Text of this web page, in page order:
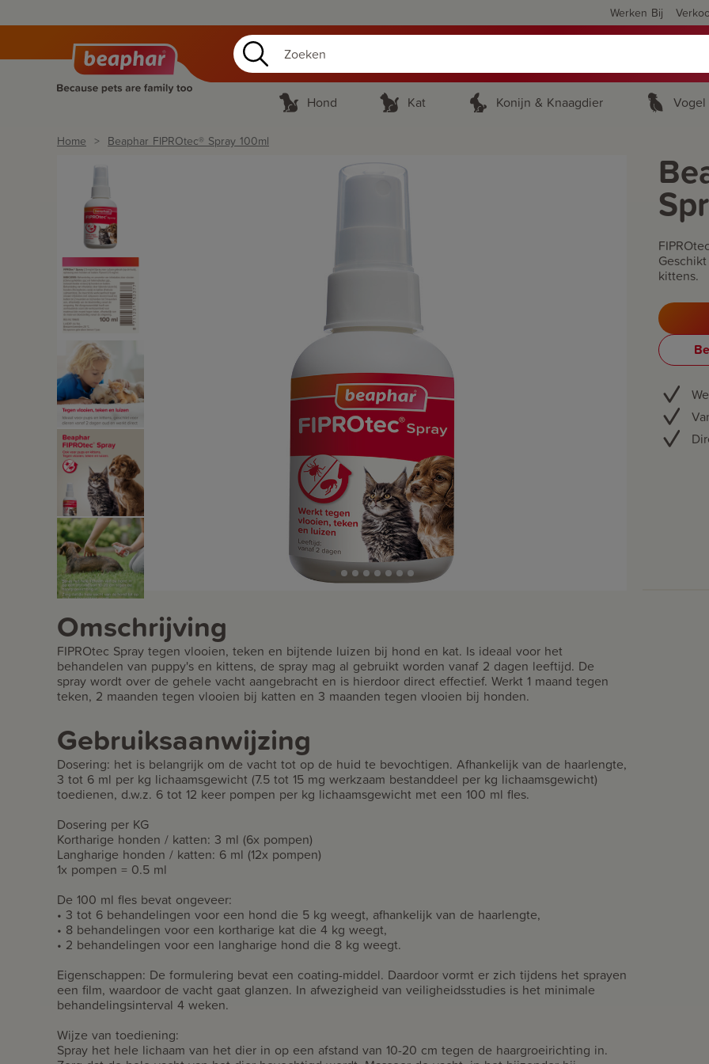
Werken Bij
Hond Kat Konijn & Knaagdier Vogel
Home Beaphar FIPROtec® Spray 100ml
kittens.
Omschrijving
FIPROtec Spray tegen vlooien, teken en bijtende luizen bij hond en kat. Is ideaal voor het
behandelen van puppy's en kittens, de spray mag al gebruikt worden vanaf 2 dagen leeftijd. De
spray wordt over de gehele vacht aangebracht en is hierdoor direct effectief. Werkt 1 maand tegen
teken, 2 maanden tegen vlooien bij katten en 3 maanden tegen vlooien bij honden.
Gebruiksaanwijzing
Dosering: het is belangrijk om de vacht tot op de huid te bevochtigen. Afhankelijk van de haarlengte,
3 tot 6 ml per kg lichaamsgewicht (7.5 tot 15 mg werkzaam bestanddeel per kg lichaamsgewicht)
toedienen, d.w.z. 6 tot 12 keer pompen per kg lichaamsgewicht met een 100 ml fles.
Dosering per KG
Kortharige honden / katten: 3 ml (6x pompen)
Langharige honden / katten: 6 ml (12x pompen)
1x pompen = 0.5 ml
De 100 ml fles bevat ongeveer:
• 3 tot 6 behandelingen voor een hond die 5 kg weegt, afhankelijk van de haarlengte,
• 8 behandelingen voor een kortharige kat die 4 kg weegt,
• 2 behandelingen voor een langharige hond die 8 kg weegt.
Eigenschappen: De formulering bevat een coating-middel. Daardoor vormt er zich tijdens het sprayen
een film, waardoor de vacht gaat glanzen. In afwezigheid van veiligheidsstudies is het minimale
behandelingsinterval 4 weken.
Wijze van toediening:
Spray het hele lichaam van het dier in op een afstand van 10-20 cm tegen de haargroeirichting in.